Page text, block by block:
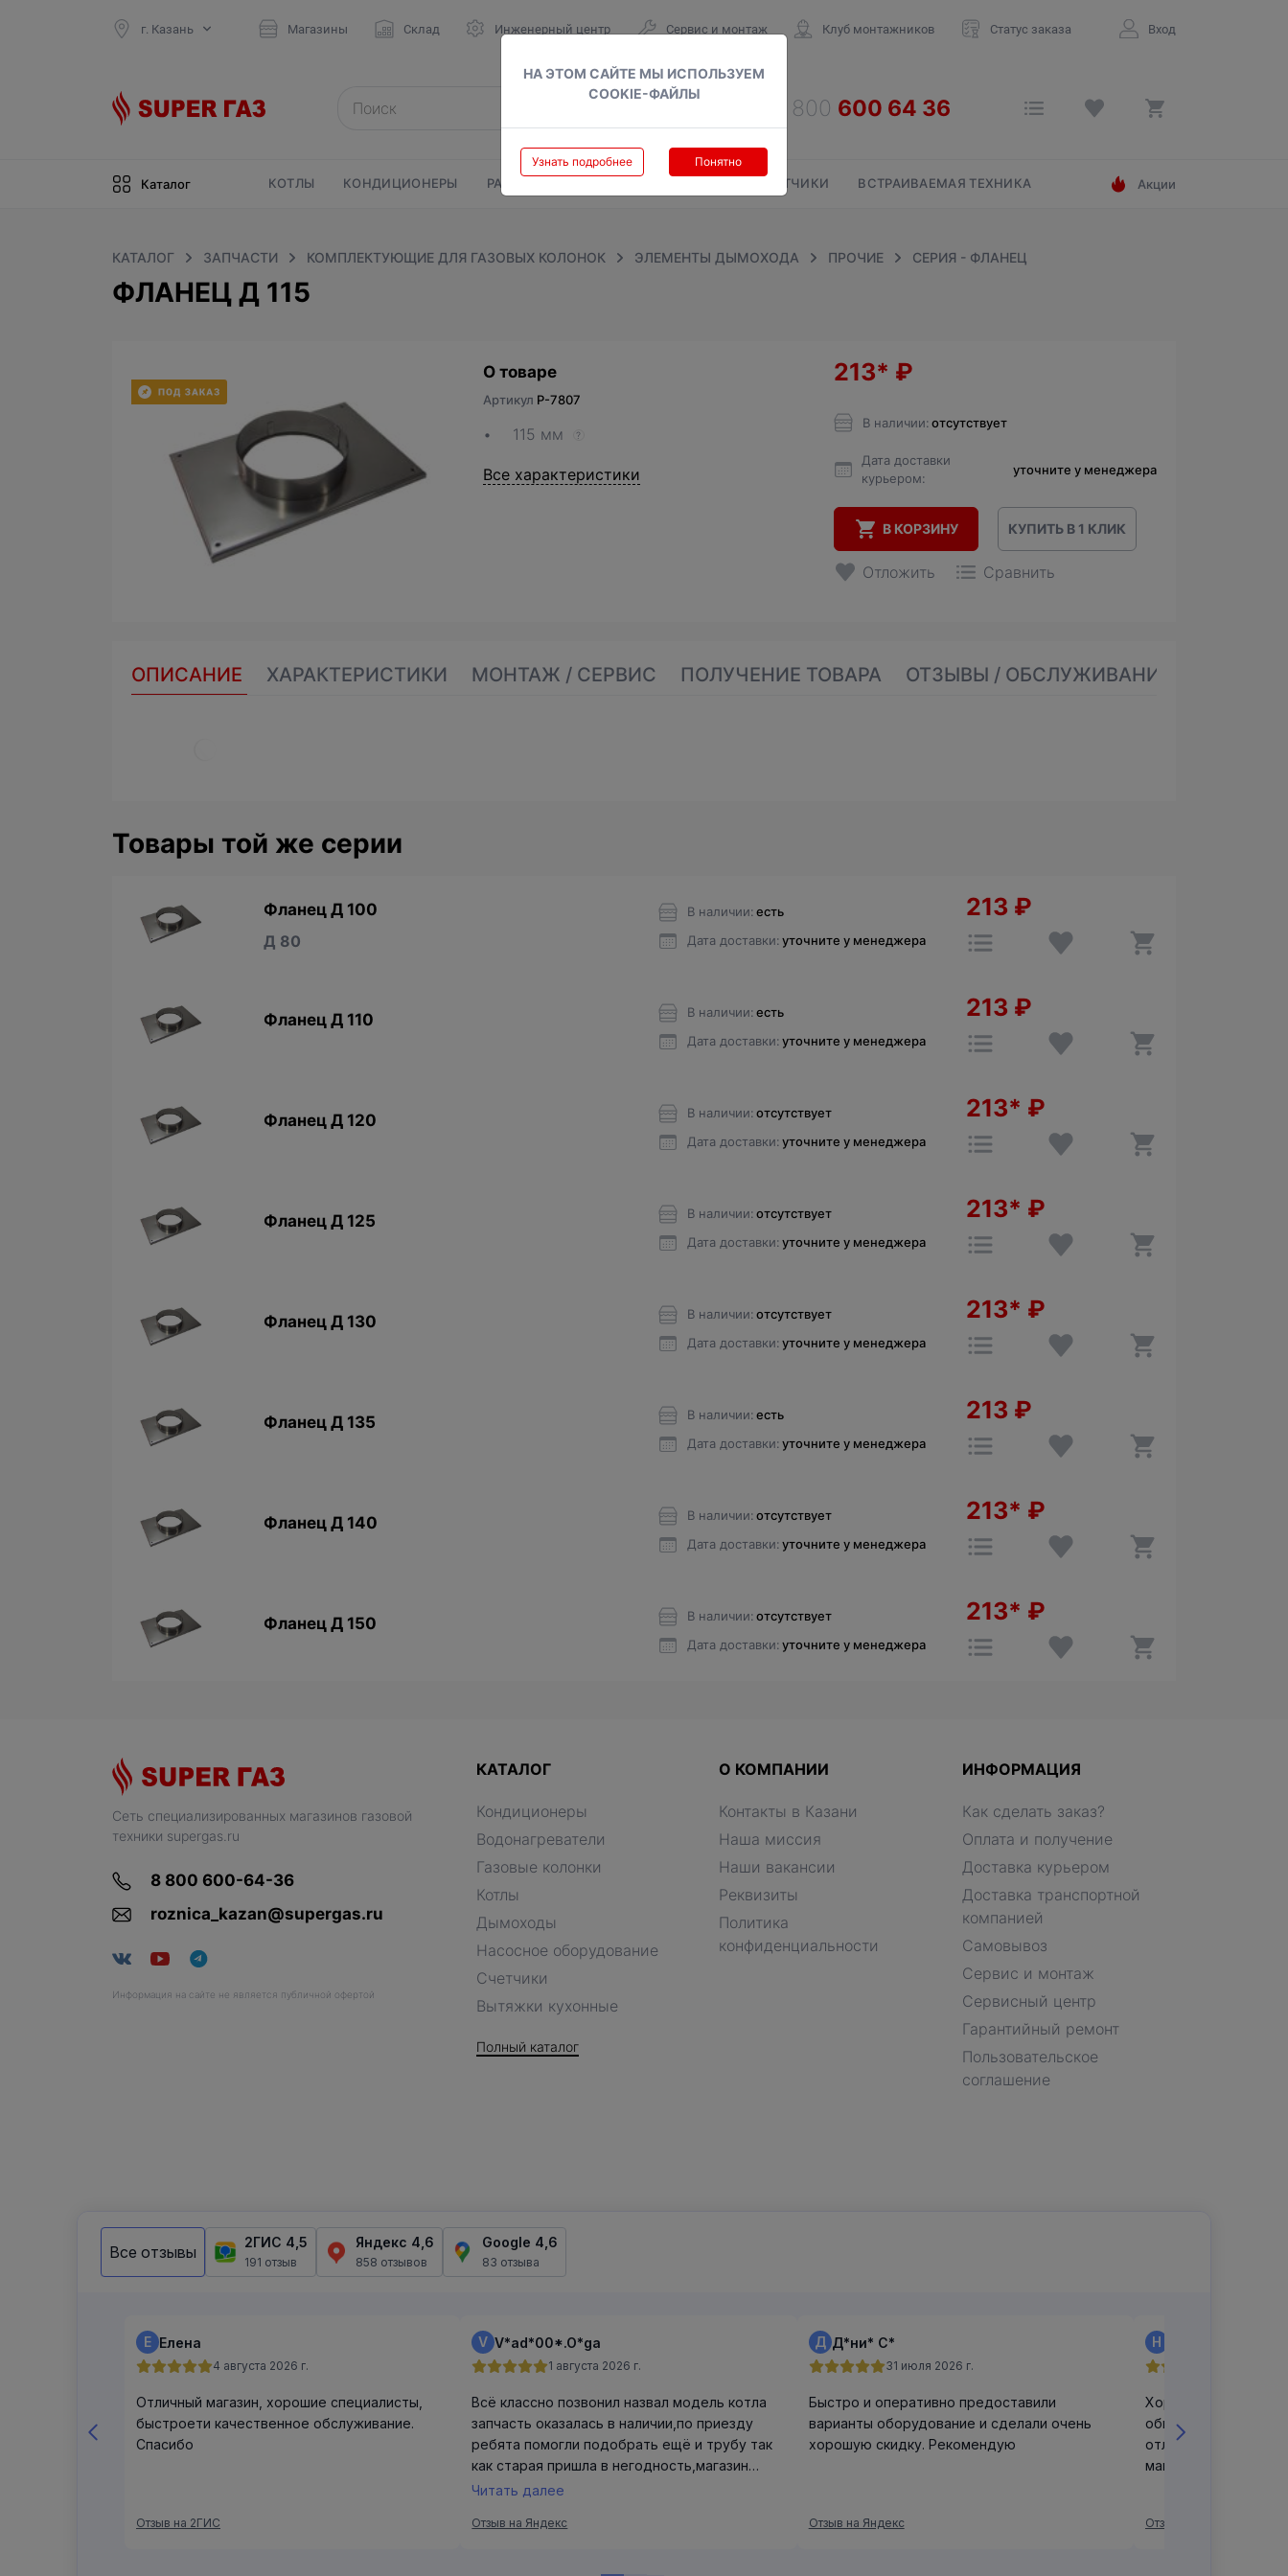
НА ЭТОМ САЙТЕ МЫ ИСПОЛЬЗУЕМ
COOKIE-ФАЙЛЫ
Узнать подробнее Понятно
г. Казань Магазины Склад Инженерный центр Сервис и монтаж Клуб монтажников Статус заказа Вход
Каталог КОТЛЫ КОНДИЦИОНЕРЫ РАДИАТОРЫ СЧЕТЧИКИ ВСТРАИВАЕМАЯ ТЕХНИКА Акции
КАТАЛОГ ЗАПЧАСТИ КОМПЛЕКТУЮЩИЕ ДЛЯ ГАЗОВЫХ КОЛОНОК ЭЛЕМЕНТЫ ДЫМОХОДА ПРОЧИЕ СЕРИЯ - ФЛАНЕЦ
ФЛАНЕЦ Д 115
О товаре
Артикул P-7807
115 мм ?
Все характеристики
213* ₽
В наличии: отсутствует
Дата доставки
курьером:
уточните у менеджера
В КОРЗИНУ КУПИТЬ В 1 КЛИК
Отложить Сравнить
ОПИСАНИЕ ХАРАКТЕРИСТИКИ МОНТАЖ / СЕРВИС ПОЛУЧЕНИЕ ТОВАРА ОТЗЫВЫ / ОБСЛУЖИВАНИЕ
Товары той же серии
Фланец Д 100
Д 80
В наличии: есть
Дата доставки: уточните у менеджера
213 ₽
Фланец Д 110 В наличии: есть
Дата доставки: уточните у менеджера
213 ₽
Фланец Д 120 В наличии: отсутствует
Дата доставки: уточните у менеджера
213* ₽
Фланец Д 125 В наличии: отсутствует
Дата доставки: уточните у менеджера
213* ₽
Фланец Д 130 В наличии: отсутствует
Дата доставки: уточните у менеджера
213* ₽
Фланец Д 135 В наличии: есть
Дата доставки: уточните у менеджера
213 ₽
Фланец Д 140 В наличии: отсутствует
Дата доставки: уточните у менеджера
213* ₽
Фланец Д 150 В наличии: отсутствует
Дата доставки: уточните у менеджера
213* ₽
Сеть специализированных магазинов газовой
техники supergas.ru
8 800 600-64-36
roznica_kazan@supergas.ru
Информация на сайте не является публичной офертой
КАТАЛОГ
Кондиционеры
Водонагреватели
Газовые колонки
Котлы
Дымоходы
Насосное оборудование
Счетчики
Вытяжки кухонные
Полный каталог
О КОМПАНИИ
Контакты в Казани
Наша миссия
Наши вакансии
Реквизиты
Политика
конфиденциальности
ИНФОРМАЦИЯ
Как сделать заказ?
Оплата и получение
Доставка курьером
Доставка транспортной
компанией
Самовывоз
Сервис и монтаж
Сервисный центр
Гарантийный ремонт
Пользовательское
соглашение